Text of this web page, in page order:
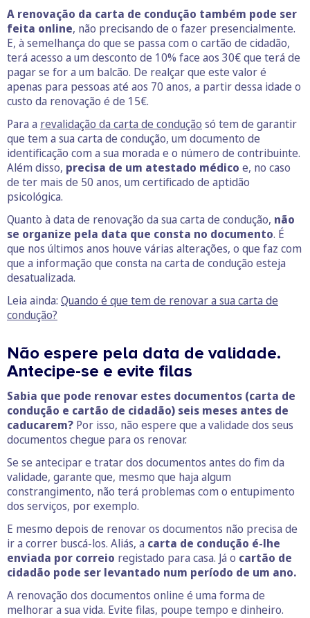
A renovação da carta de condução também pode ser
feita online, não precisando de o fazer presencialmente.
E, à semelhança do que se passa com o cartão de cidadão,
terá acesso a um desconto de 10% face aos 30€ que terá de
pagar se for a um balcão. De realçar que este valor é
apenas para pessoas até aos 70 anos, a partir dessa idade o
custo da renovação é de 15€.
Para a revalidação da carta de condução só tem de garantir
que tem a sua carta de condução, um documento de
identificação com a sua morada e o número de contribuinte.
Além disso, precisa de um atestado médico e, no caso
de ter mais de 50 anos, um certificado de aptidão
psicológica.
Quanto à data de renovação da sua carta de condução, não
se organize pela data que consta no documento. É
que nos últimos anos houve várias alterações, o que faz com
que a informação que consta na carta de condução esteja
desatualizada.
Leia ainda: Quando é que tem de renovar a sua carta de
condução?
Não espere pela data de validade.
Antecipe-se e evite filas
Sabia que pode renovar estes documentos (carta de
condução e cartão de cidadão) seis meses antes de
caducarem? Por isso, não espere que a validade dos seus
documentos chegue para os renovar.
Se se antecipar e tratar dos documentos antes do fim da
validade, garante que, mesmo que haja algum
constrangimento, não terá problemas com o entupimento
dos serviços, por exemplo.
E mesmo depois de renovar os documentos não precisa de
ir a correr buscá-los. Aliás, a carta de condução é-lhe
enviada por correio registado para casa. Já o cartão de
cidadão pode ser levantado num período de um ano.
A renovação dos documentos online é uma forma de
melhorar a sua vida. Evite filas, poupe tempo e dinheiro.